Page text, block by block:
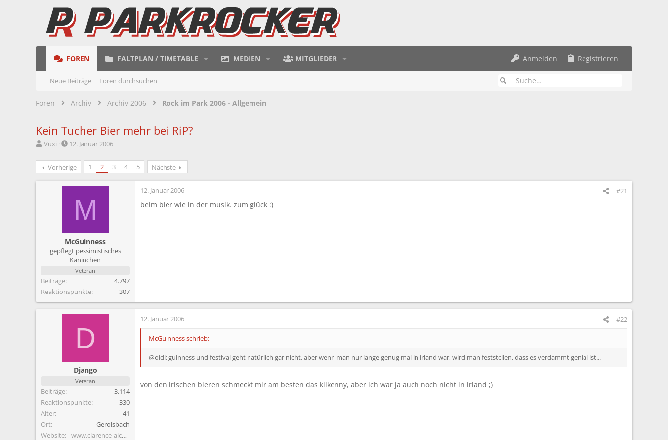
FOREN FALTPLAN / TIMETABLE MEDIEN MITGLIEDER Anmelden Registrieren
Neue Beiträge Foren durchsuchen
Foren Archiv Archiv 2006 Rock im Park 2006 - Allgemein
Kein Tucher Bier mehr bei RiP?
E
s
t
Vuxi
E
s
t
l
12. Januar 2006
Vorherige 1 2 3 4 5 Nächste
M
McGuinness
gepflegt pessimistisches
Kaninchen
Veteran
Beiträge
4.797
Reaktionspunkte
307
12. Januar 2006 #21
beim bier wie in der musik. zum glück :)
D
Django
Veteran
Beiträge
3.114
Reaktionspunkte
330
Alter
41
Ort
Gerolsbach
Website
www.clarence-alcoholics.de.vu
12. Januar 2006 #22
McGuinness schrieb:
@oidi: guinness und festival geht natürlich gar nicht. aber wenn man nur lange genug mal in irland war, wird man feststellen, dass es verdammt genial ist...
von den irischen bieren schmeckt mir am besten das kilkenny, aber ich war ja auch noch nicht in irland ;)